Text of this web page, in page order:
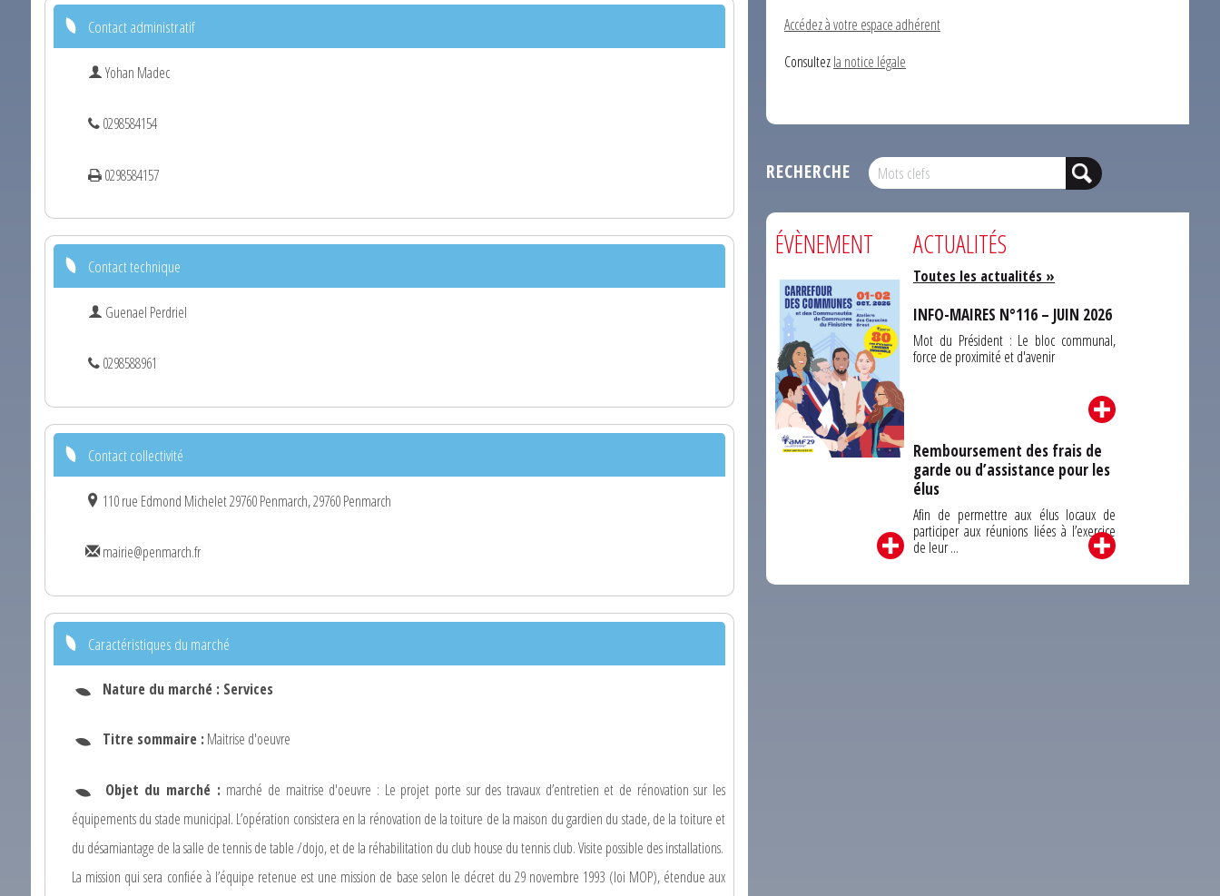
Contact administratif
Yohan Madec
0298584154
0298584157
Contact technique
Guenael Perdriel
0298588961
Contact collectivité
110 rue Edmond Michelet 29760 Penmarch, 29760 Penmarch
mairie@penmarch.fr
Caractéristiques du marché
Nature du marché : Services
Titre sommaire : Maitrise d'oeuvre
Objet du marché : marché de maitrise d'oeuvre : Le projet porte sur des travaux d’entretien et de rénovation sur les
équipements du stade municipal. L’opération consistera en la rénovation de la toiture de la maison du gardien du stade, de la toiture et
du désamiantage de la salle de tennis de table /dojo, et de la réhabilitation du club house du tennis club. Visite possible des installations.
La mission qui sera confiée à l’équipe retenue est une mission de base selon le décret du 29 novembre 1993 (loi MOP), étendue aux
Accédez à votre espace adhérent
Consultezla notice légale
RECHERCHE
ÉVÈNEMENT ACTUALITÉS
Toutes les actualités »
INFO-MAIRES N°116 – JUIN 2026
Mot du Président : Le bloc communal,
force de proximité et d'avenir
Remboursement des frais de
garde ou d’assistance pour les
élus
Afin de permettre aux élus locaux de
participer aux réunions liées à l’exercice
de leur ...